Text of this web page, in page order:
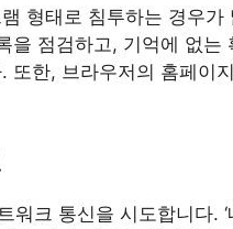
형태로 침투하는 경우
점검하고, 기억에 없는
한, 브라우저의 홈페이
크 통신을 시도합니다. ‘